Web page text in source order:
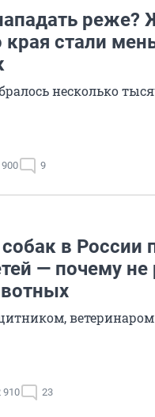
реже?
края стали
несколько
900 9
собак в
— почему не
910 23